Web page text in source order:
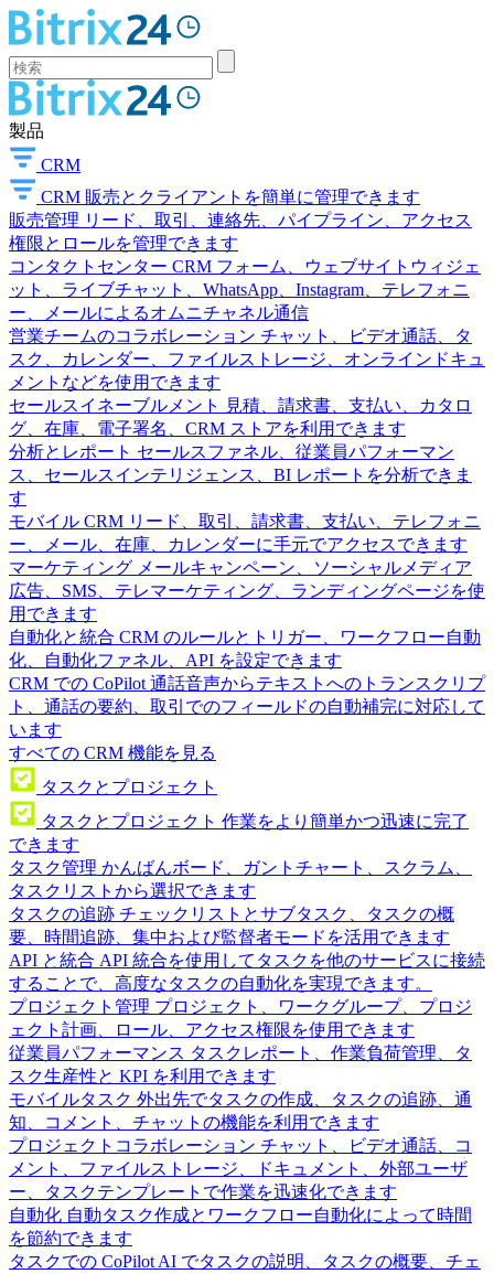
製品
CRM
CRM 販売とクライアントを簡単に管理できます
販売管理 リード、取引、連絡先、パイプライン、アクセス
権限とロールを管理できます
コンタクトセンター CRM フォーム、ウェブサイトウィジェ
ット、ライブチャット、WhatsApp、Instagram、テレフォニ
ー、メールによるオムニチャネル通信
営業チームのコラボレーション チャット、ビデオ通話、タ
スク、カレンダー、ファイルストレージ、オンラインドキュ
メントなどを使用できます
セールスイネーブルメント
見積、請求書、支払い、カタロ
グ、在庫、電子署名、CRM ストアを利用できます
分析とレポート セールスファネル、従業員パフォーマン
ス、セールスインテリジェンス、BI レポートを分析できま
す
モバイル CRM リード、取引、請求書、支払い、テレフォニ
ー、メール、在庫、カレンダーに手元でアクセスできます
マーケティング メールキャンペーン、ソーシャルメディア
広告、SMS、テレマーケティング、ランディングページを使
用できます
自動化と統合 CRM のルールとトリガー、ワークフロー自動
化、自動化ファネル、API を設定できます
CRM での CoPilot 通話音声からテキストへのトランスクリプ
ト、通話の要約、取引でのフィールドの自動補完に対応して
います
すべての CRM 機能を見る
タスクとプロジェクト
タスクとプロジェクト 作業をより簡単かつ迅速に完了
できます
タスク管理 かんばんボード、ガントチャート、スクラム、
タスクリストから選択できます
タスクの追跡 チェックリストとサブタスク、タスクの概
要、時間追跡、集中および監督者モードを活用できます
API と統合 API 統合を使用してタスクを他のサービスに接続
することで、高度なタスクの自動化を実現できます。
プロジェクト管理 プロジェクト、ワークグループ、プロジ
ェクト計画、ロール、アクセス権限を使用できます
従業員パフォーマンス タスクレポート、作業負荷管理、タ
スク生産性と KPI を利用できます
モバイルタスク 外出先でタスクの作成、タスクの追跡、通
知、コメント、チャットの機能を利用できます
プロジェクトコラボレーション チャット、ビデオ通話、コ
メント、ファイルストレージ、ドキュメント、外部ユーザ
ー、タスクテンプレートで作業を迅速化できます
自動化 自動タスク作成とワークフロー自動化によって時間
を節約できます
タスクでの CoPilot AI でタスクの説明、タスクの概要、チェ